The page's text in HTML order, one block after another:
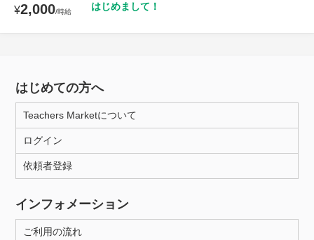
¥2,000/時給 はじめまして！
はじめての方へ
Teachers Marketについて
ログイン
依頼者登録
インフォメーション
ご利用の流れ